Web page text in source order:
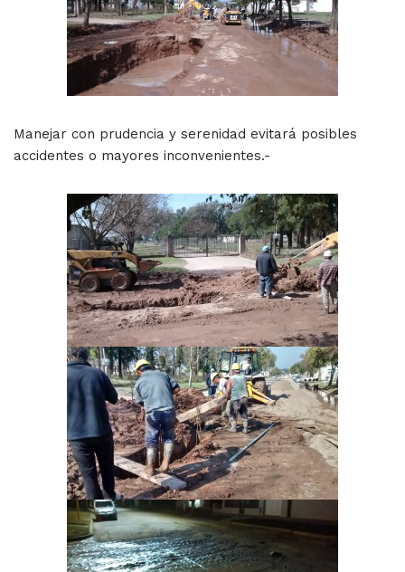
Manejar con prudencia y serenidad evitará posibles
accidentes o mayores inconvenientes.-